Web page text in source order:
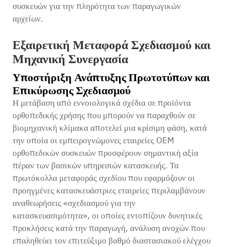
συσκευών για την πληρότητα των παραγωγικών
αρχείων.
Εξαιρετική Μεταφορά Σχεδιασμού και
Μηχανική Συνεργασία
Υποστήριξη Ανάπτυξης Πρωτοτύπων και
Επικύρωσης Σχεδιασμού
Η μετάβαση από εννοιολογικά σχέδια σε προϊόντα
ορθοπεδικής χρήσης που μπορούν να παραχθούν σε
βιομηχανική κλίμακα αποτελεί μια κρίσιμη φάση, κατά
την οποία οι εμπειρογνώμονες εταιρείες OEM
ορθοπεδικών συσκευών προσφέρουν σημαντική αξία
πέραν των βασικών υπηρεσιών κατασκευής. Τα
πρωτόκολλα μεταφοράς σχεδίου που εφαρμόζουν οι
προηγμένες κατασκευάστριες εταιρείες περιλαμβάνουν
αναθεωρήσεις «σχεδιασμού για την
κατασκευασιμότητα», οι οποίες εντοπίζουν δυνητικές
προκλήσεις κατά την παραγωγή, ανάλυση ανοχών που
επαληθεύει τον επιτεύξιμο βαθμό διαστασιακού ελέγχου